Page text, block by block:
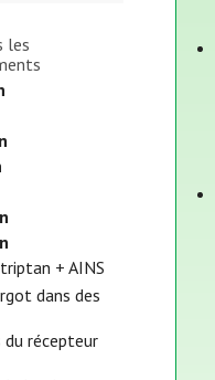
les
+ AINS
dans des
récepteur